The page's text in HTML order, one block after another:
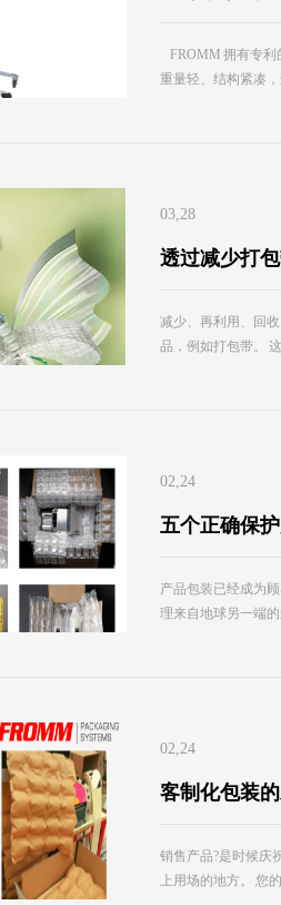
FROMM 拥有专利
重量轻、结构紧凑
03,28
透过减少打
减少、再利用、回
品，例如打包带。
02,24
五个正确保
产品包装已经成为
理来自地球另一端
02,24
客制化包装
销售产品?是时候庆
上用场的地方。